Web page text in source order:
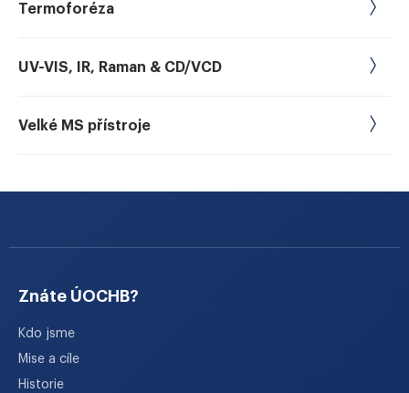
Termoforéza
UV-VIS, IR, Raman & CD/VCD
Velké MS přístroje
Znáte ÚOCHB?
Kdo jsme
Mise a cíle
Historie